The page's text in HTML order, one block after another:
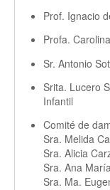
Prof. Ignacio
Profa.
Sr. Antonio
Srita. Lucero
Infantil
Comité de
Sra. Melida
Sra. Alicia
Sra. Ana
Sra. Ma.